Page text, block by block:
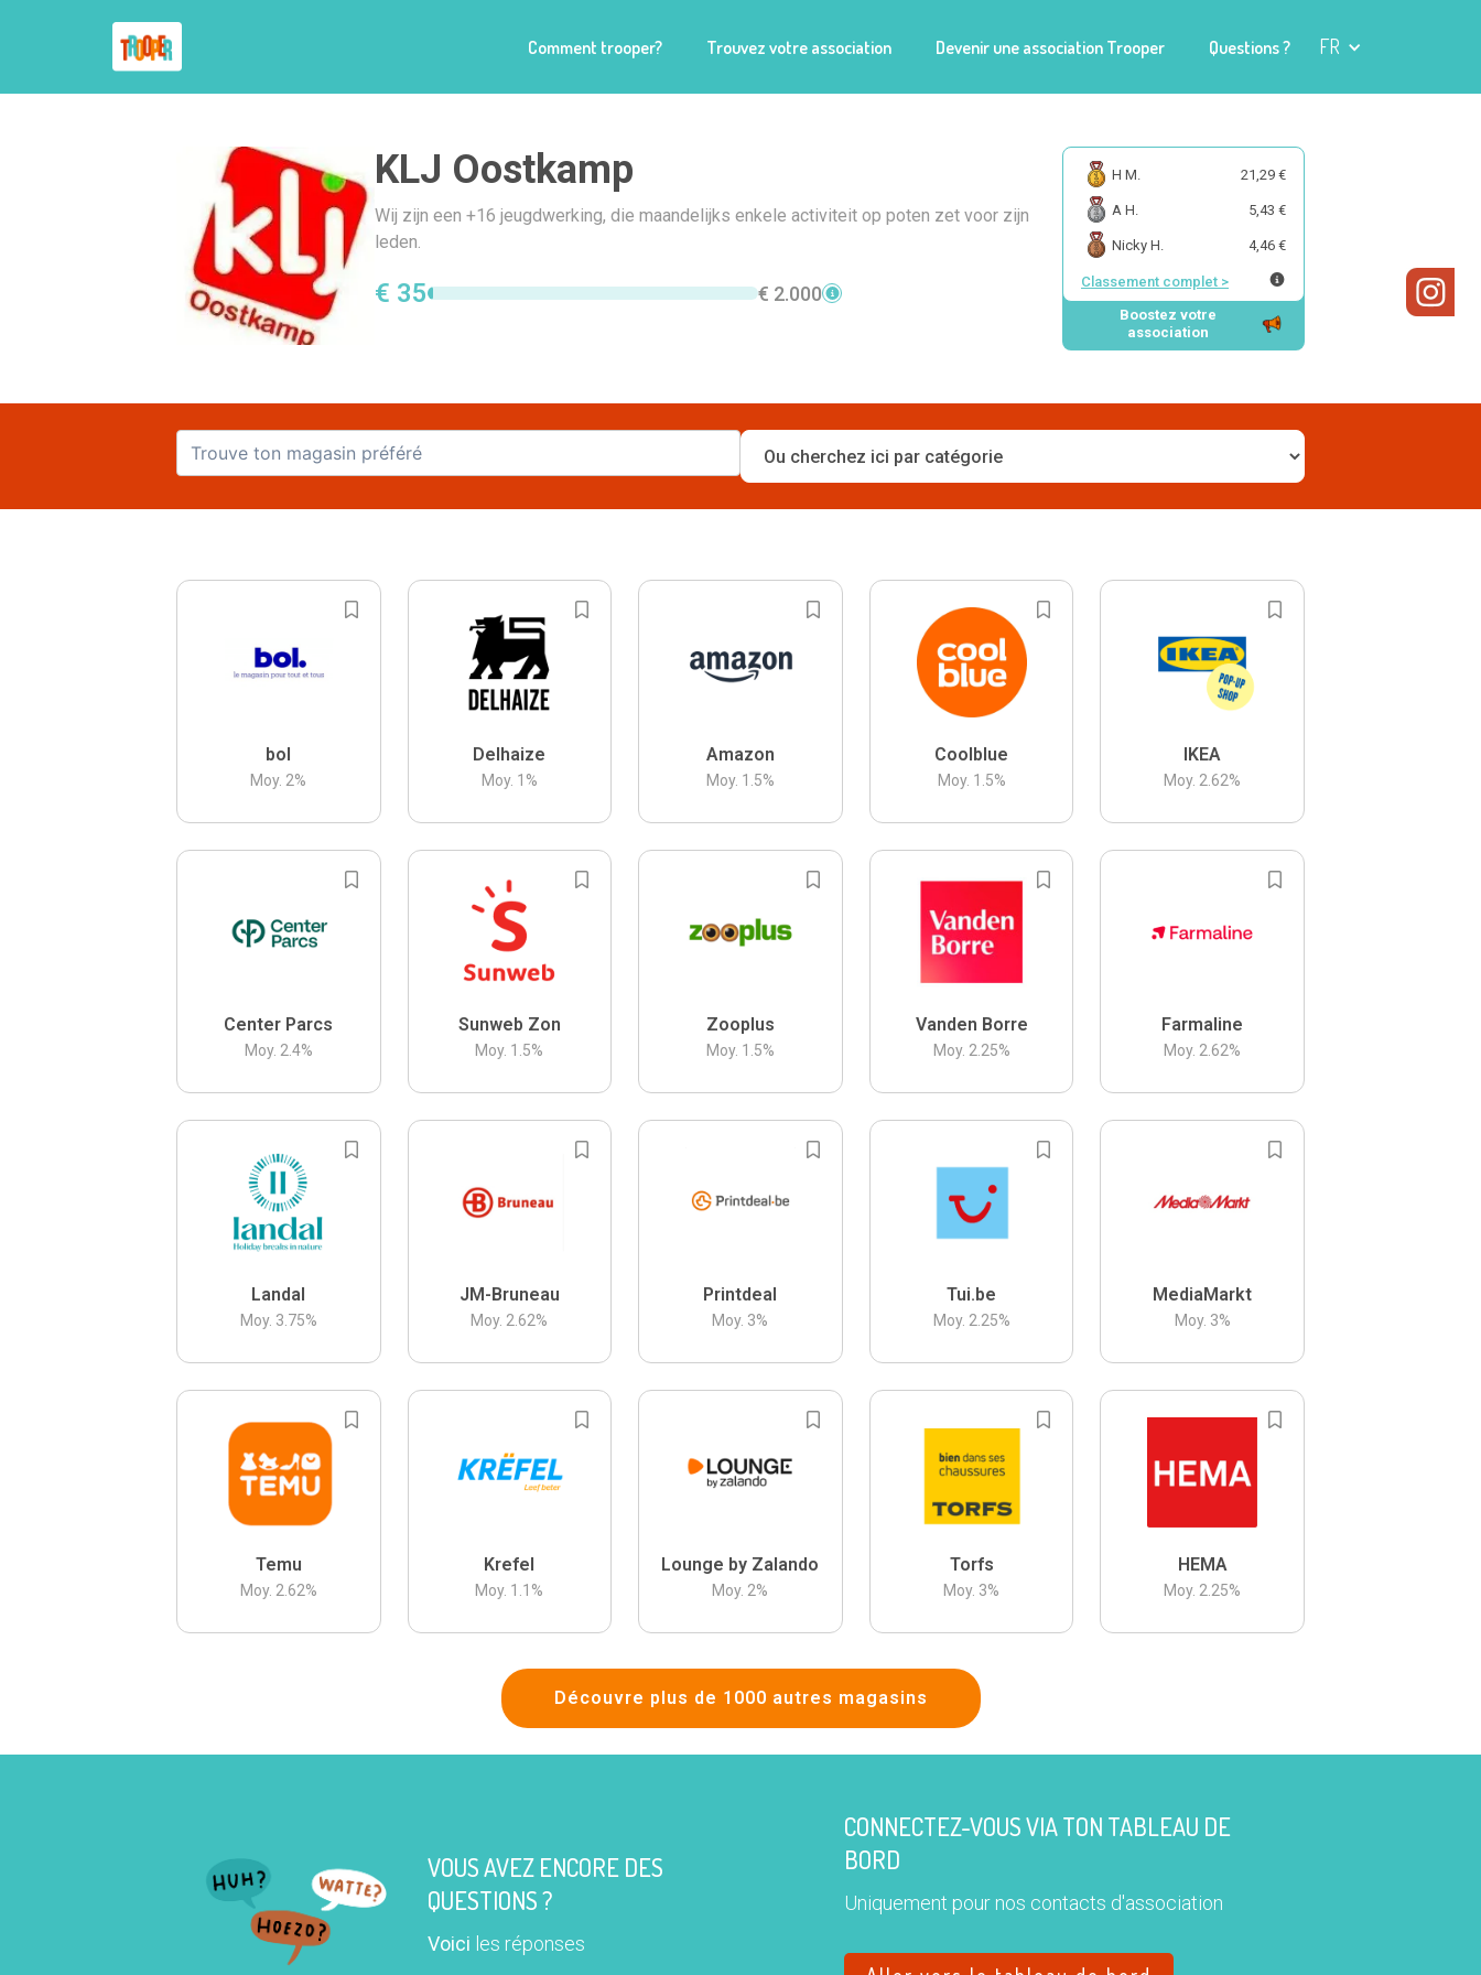
Comment trooper? Trouvez votre association Devenir une association Trooper Questions ? FR
KLJ Oostkamp
Wij zijn een +16 jeugdwerking, die maandelijks enkele activiteit op poten zet voor zijn
leden.
€ 35 € 2.000
H M. 21,29 €
A H. 5,43 €
Nicky H. 4,46 €
Classement complet >
Boostez votre
association
bol
Moy. 2%
Delhaize
Moy. 1 %
Amazon
Moy. 1.5%
Coolblue
Moy. 1.5%
IKEA
Moy. 2.62%
Center Parcs
Moy. 2.4%
Sunweb Zon
Moy. 1.5%
Zooplus
Moy. 1.5%
Vanden Borre
Moy. 2.25%
Farmaline
Moy. 2.62%
Landal
Moy. 3.75%
JM-Bruneau
Moy. 2.62%
Printdeal
Moy. 3%
Tui.be
Moy. 2.25%
MediaMarkt
Moy. 3%
Temu
Moy. 2.62%
Krefel
Moy. 1.1 %
Lounge by Zalando
Moy. 2%
Torfs
Moy. 3%
HEMA
Moy. 2.25%
Découvre plus de 1000 autres magasins
VOUS AVEZ ENCORE DES
QUESTIONS ?
Voici les réponses
CONNECTEZ-VOUS VIA TON TABLEAU DE
BORD
Uniquement pour nos contacts d'association